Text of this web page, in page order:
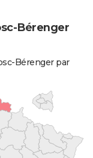
Bérenger
Bérenger par